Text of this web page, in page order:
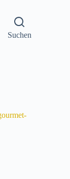
Suchen